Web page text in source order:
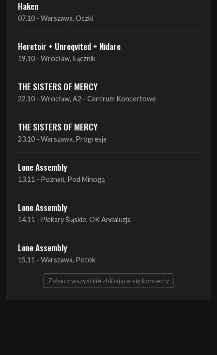
THE SISTERS OF MERCY
22.10 - Wrocław, A2 - Centrum Koncertowe
THE SISTERS OF MERCY
Lone Assembly
Lone Assembly
14.11 - Piekary Śląskie, OK Andaluzja
Lone Assembly
15.11 - Warszawa, Potok